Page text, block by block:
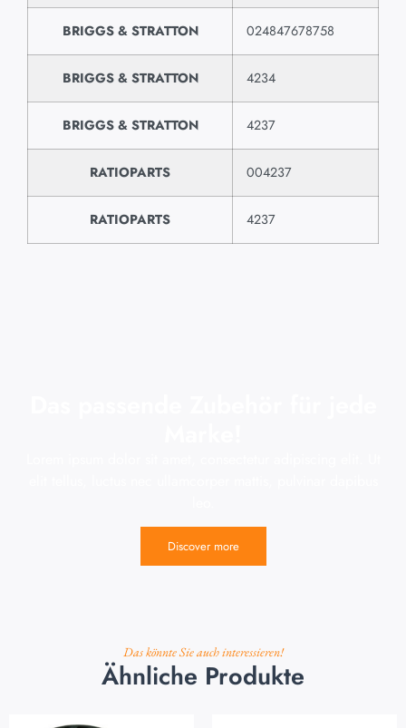
BRIGGS & STRATTON 024847678758
BRIGGS & STRATTON 4234
BRIGGS & STRATTON 4237
RATIOPARTS 004237
RATIOPARTS 4237
Discover more
Das könnte Sie auch interessieren!
Ähnliche Produkte